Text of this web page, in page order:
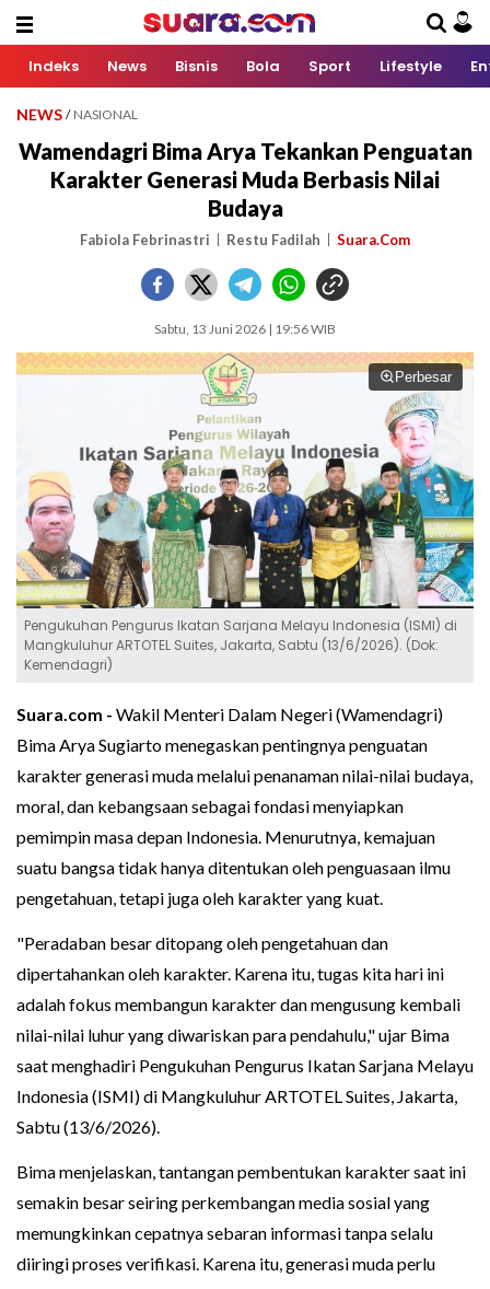
Indeks News Bisnis Bola Sport Lifestyle
NEWS / NASIONAL
Wamendagri Bima Arya Tekankan Penguatan
Karakter Generasi Muda Berbasis Nilai
Budaya
Fabiola Febrinastri Restu Fadilah Suara.Com
Sabtu, 13 Juni 2026 | 19:56 WIB
Perbesar
Pengukuhan Pengurus Ikatan Sarjana Melayu Indonesia (ISMI) di
Mangkuluhur ARTOTEL Suites, Jakarta, Sabtu (13/6/2026). (Dok:
Kemendagri)
Suara.com - Wakil Menteri Dalam Negeri (Wamendagri)
Bima Arya Sugiarto menegaskan pentingnya penguatan
karakter generasi muda melalui penanaman nilai-nilai budaya,
moral, dan kebangsaan sebagai fondasi menyiapkan
pemimpin masa depan Indonesia. Menurutnya, kemajuan
suatu bangsa tidak hanya ditentukan oleh penguasaan ilmu
pengetahuan, tetapi juga oleh karakter yang kuat.
"Peradaban besar ditopang oleh pengetahuan dan
dipertahankan oleh karakter. Karena itu, tugas kita hari ini
adalah fokus membangun karakter dan mengusung kembali
nilai-nilai luhur yang diwariskan para pendahulu," ujar Bima
saat menghadiri Pengukuhan Pengurus Ikatan Sarjana Melayu
Indonesia (ISMI) di Mangkuluhur ARTOTEL Suites, Jakarta,
Sabtu (13/6/2026).
Bima menjelaskan, tantangan pembentukan karakter saat ini
semakin besar seiring perkembangan media sosial yang
memungkinkan cepatnya sebaran informasi tanpa selalu
diiringi proses verifikasi. Karena itu, generasi muda perlu